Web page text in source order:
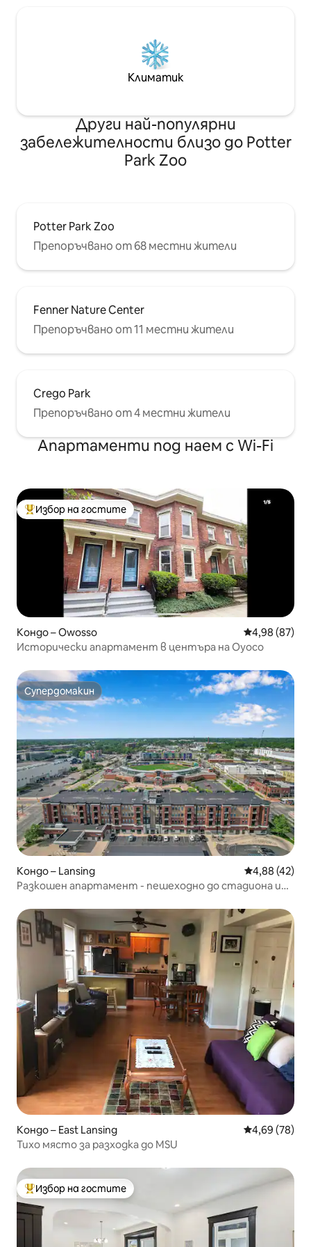
Климатик
Други най-популярни
забележителности близо до Potter
Park Zoo
Potter Park Zoo
Препоръчвано от 68 местни жители
Fenner Nature Center
Препоръчвано от 11 местни жители
Crego Park
Препоръчвано от 4 местни жители
Апартаменти под наем с Wi-Fi
Най-популярен избор на гостите
Избор на гостите
Кондо – Owosso Средна
4,98 (87)
Исторически апартамент в центъра на Оуосо
Супердомакин
Супердомакин
Кондо – Lansing Средна
4,88 (42)
Разкошен апартамент - пешеходно до стадиона и
Кондо – East Lansing Средна
4,69 (78)
Тихо място за разходка до MSU
Най-популярен избор на гостите
Избор на гостите